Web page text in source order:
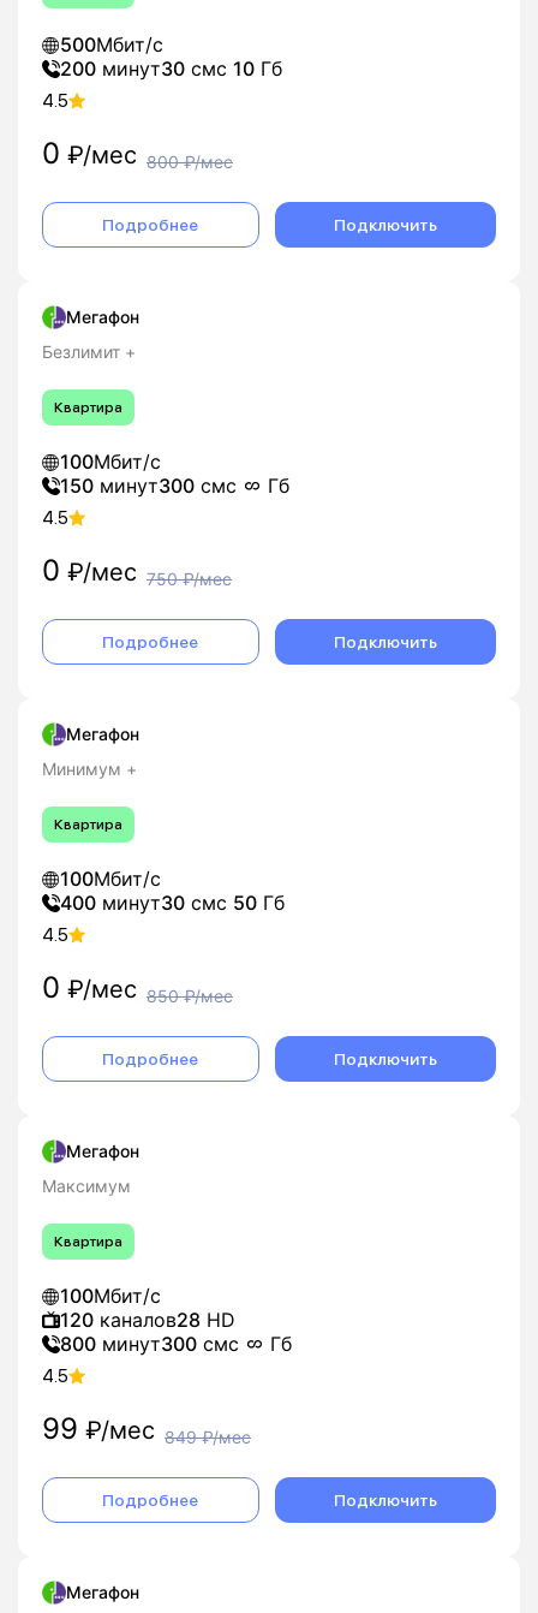
500Мбит/с
200 минут30 смс 10 Гб
4.5
0 ₽/мес 800₽/мес
Подробнее Подключить
Мегафон
Безлимит +
Квартира
100Мбит/с
150 минут300 смс Гб
4.5
0 ₽/мес 750₽/мес
Подробнее Подключить
Мегафон
Минимум +
Квартира
100Мбит/с
400 минут30 смс 50 Гб
4.5
0 ₽/мес 850₽/мес
Подробнее Подключить
Мегафон
Максимум
Квартира
100Мбит/с
120 каналов28 HD
800 минут300 смс Гб
4.5
99 ₽/мес 849₽/мес
Подробнее Подключить
Мегафон